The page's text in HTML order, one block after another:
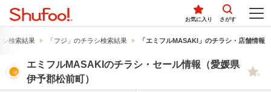
お気に入り さがす
シ検索結果 「フジ」のチラシ検索結果 「エミフルMASAKI」のチラシ・店舗情報
エミフルMASAKIのチラシ・セール情報（愛媛県
伊予郡松前町）